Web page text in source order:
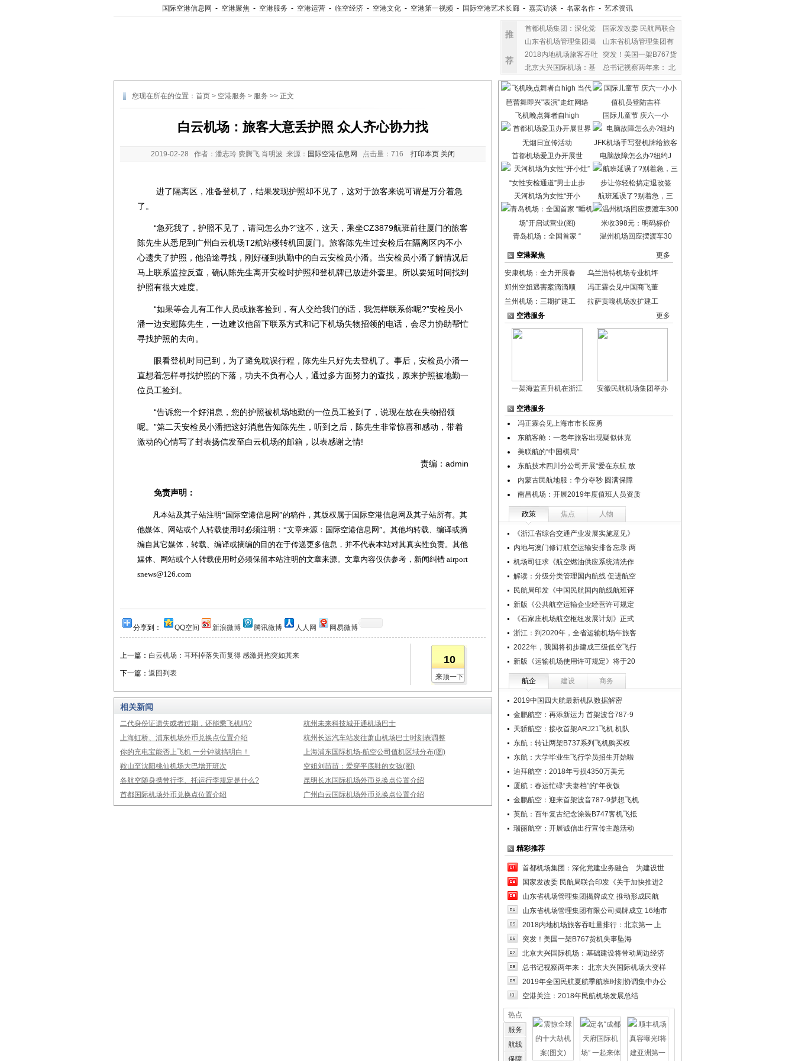
国际空港信息网 - 空港聚焦 - 空港服务 - 空港运营 - 临空经济 - 空港文化 - 空港第一视频 - 国际空港艺术长廊 - 嘉宾访谈 - 名家名作 - 艺术资讯
推
荐
首都机场集团：深化党
国家发改委 民航局联合
山东省机场管理集团揭
山东省机场管理集团有
2018内地机场旅客吞吐
突发！美国一架B767货
北京大兴国际机场：基
总书记视察两年来： 北
您现在所在的位置： 首页 > 空港服务 > 服务 >> 正文
白云机场：旅客大意丢护照 众人齐心协力找
2019-02-28 作者：潘志玲 费腾飞 肖明波 来源： 国际空港信息网 点击量： 716 打印本页 关闭
进了隔离区，准备登机了，结果发现护照却不见了，这对于旅客来说可谓是万分着急
了。
“急死我了，护照不见了，请问怎么办?”这不，这天，乘坐CZ3879航班前往厦门的旅客
陈先生从悉尼到广州白云机场T2航站楼转机回厦门。旅客陈先生过安检后在隔离区内不小
心遗失了护照，他沿途寻找，刚好碰到执勤中的白云安检员小潘。当安检员小潘了解情况后
马上联系监控反查，确认陈先生离开安检时护照和登机牌已放进外套里。所以要短时间找到
护照有很大难度。
“如果等会儿有工作人员或旅客捡到，有人交给我们的话，我怎样联系你呢?”安检员小
潘一边安慰陈先生，一边建议他留下联系方式和记下机场失物招领的电话，会尽力协助帮忙
寻找护照的去向。
眼看登机时间已到，为了避免耽误行程，陈先生只好先去登机了。事后，安检员小潘一
直想着怎样寻找护照的下落，功夫不负有心人，通过多方面努力的查找，原来护照被地勤一
位员工捡到。
“告诉您一个好消息，您的护照被机场地勤的一位员工捡到了，说现在放在失物招领
呢。”第二天安检员小潘把这好消息告知陈先生，听到之后，陈先生非常惊喜和感动，带着
激动的心情写了封表扬信发至白云机场的邮箱，以表感谢之情!
责编：admin
免责声明：
凡本站及其子站注明“国际空港信息网”的稿件，其版权属于国际空港信息网及其子站所有。其
他媒体、网站或个人转载使用时必须注明：“文章来源：国际空港信息网”。其他均转载、编译或摘
编自其它媒体，转载、编译或摘编的目的在于传递更多信息，并不代表本站对其真实性负责。其他
媒体、网站或个人转载使用时必须保留本站注明的文章来源。文章内容仅供参考，新闻纠错 airport
snews@126.com
分享到： QQ空间 新浪微博 腾讯微博 人人网 网易微博
上一篇： 白云机场：耳环掉落失而复得 感激拥抱突如其来
下一篇： 返回列表
10
来顶一下
相关新闻
二代身份证遗失或者过期，还能乘飞机吗?
杭州未来科技城开通机场巴士
上海虹桥、浦东机场外币兑换点位置介绍
杭州长运汽车站发往萧山机场巴士时刻表调整
你的充电宝能否上飞机 一分钟就搞明白！
上海浦东国际机场-航空公司值机区域分布(图)
鞍山至沈阳桃仙机场大巴增开班次
空姐刘苗苗：爱穿平底鞋的女孩(图)
各航空随身携带行李、托运行李规定是什么?
昆明长水国际机场外币兑换点位置介绍
首都国际机场外币兑换点位置介绍
广州白云国际机场外币兑换点位置介绍
飞机晚点舞者自high 国际儿童节 庆六一小
首都机场爱卫办开展世 电脑故障怎么办?纽约J
天河机场为女性“开小 航班延误了?别着急，三
青岛机场：全国首家 “ 温州机场回应摆渡车30
空港聚焦 更多
安康机场：全力开展春
乌兰浩特机场专业机坪
郑州空姐遇害案滴滴顺
冯正霖会见中国商飞董
兰州机场：三期扩建工
拉萨贡嘎机场改扩建工
空港服务
更多
一架海监直升机在浙江 安徽民航机场集团举办
空港服务
冯正霖会见上海市市长应勇
东航客舱：一老年旅客出现疑似休克
美联航的“中国棋局”
东航技术四川分公司开展“爱在东航 放
内蒙古民航地服：争分夺秒 圆满保障
南昌机场：开展2019年度值班人员资质
政策 焦点 人物
《浙江省综合交通产业发展实施意见》
内地与澳门修订航空运输安排备忘录 两
机场司征求《航空燃油供应系统清洗作
解读：分级分类管理国内航线 促进航空
民航局印发《中国民航国内航线航班评
新版《公共航空运输企业经营许可规定
《石家庄机场航空枢纽发展计划》正式
浙江：到2020年，全省运输机场年旅客
2022年，我国将初步建成三级低空飞行
新版《运输机场使用许可规定》将于20
航企 建设 商务
2019中国四大航最新机队数据解密
金鹏航空：再添新运力 首架波音787-9
天骄航空：接收首架ARJ21飞机 机队
东航：转让两架B737系列飞机购买权
东航：大学毕业生飞行学员招生开始啦
迪拜航空：2018年亏损4350万美元
厦航：春运忙碌“夫妻档”的“年夜饭
金鹏航空：迎来首架波音787-9梦想飞机
英航：百年复古纪念涂装B747客机飞抵
瑞丽航空：开展诚信出行宣传主题活动
精彩推荐
首都机场集团：深化党建业务融合 为建设世
国家发改委 民航局联合印发《关于加快推进2
山东省机场管理集团揭牌成立 推动形成民航
山东省机场管理集团有限公司揭牌成立 16地市
2018内地机场旅客吞吐量排行：北京第一 上
突发！美国一架B767货机失事坠海
北京大兴国际机场：基础建设将带动周边经济
总书记视察两年来： 北京大兴国际机场大变样
2019年全国民航夏航季航班时刻协调集中办公
空港关注：2018年民航机场发展总结
热点
服务
航线
保障